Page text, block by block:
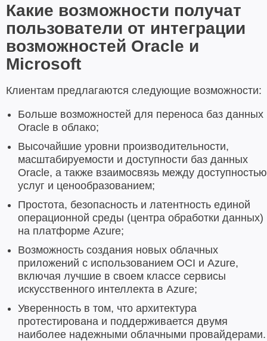
Какие возможности получат
пользователи от интеграции
возможностей Oracle и
Microsoft
Клиентам предлагаются следующие возможности:
Больше возможностей для переноса баз данных
Oracle в облако;
Высочайшие уровни производительности,
масштабируемости и доступности баз данных
Oracle, а также взаимосвязь между доступностью
услуг и ценообразованием;
Простота, безопасность и латентность единой
операционной среды (центра обработки данных)
на платформе Azure;
Возможность создания новых облачных
приложений с использованием OCI и Azure,
включая лучшие в своем классе сервисы
искусственного интеллекта в Azure;
Уверенность в том, что архитектура
протестирована и поддерживается двумя
наиболее надежными облачными провайдерами.